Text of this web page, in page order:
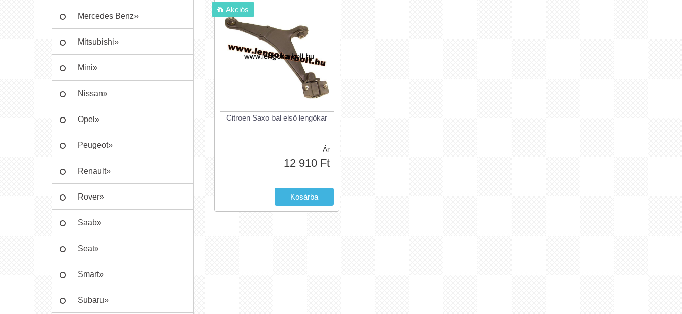
Mercedes Benz»
Mitsubishi»
Mini»
Nissan»
Opel»
Peugeot»
Renault»
Rover»
Saab»
Seat»
Smart»
Subaru»
Citroen Saxo bal első lengőkar
Ár
12 910 Ft
Akciós